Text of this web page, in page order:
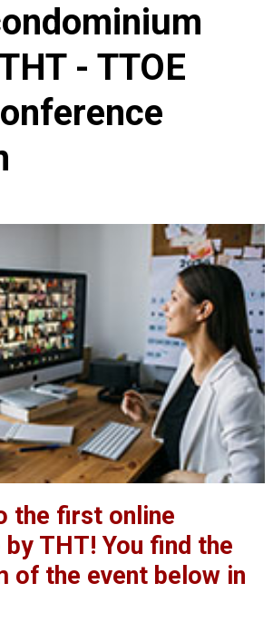
- TTOE
the first online
THT! You find the
of the event below in